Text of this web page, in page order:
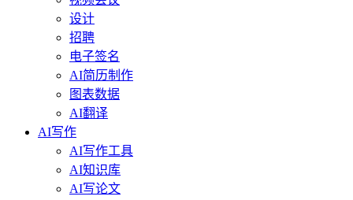
设计
招聘
电子签名
AI简历制作
图表数据
AI翻译
AI写作
AI写作工具
AI知识库
AI写论文